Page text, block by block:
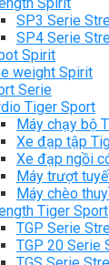
Spirit
SP3 Serie
SP4 Serie
Spirit
weight Spirit
Serie
Tiger Sport
Máy chạy bộ
Xe đạp tập
Xe đạp ngồi
Máy trượt
Máy chèo
Tiger Sport
TGP Serie
TGP 20 Serie